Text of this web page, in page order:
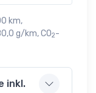
km,
g/km, CO2-
inkl.